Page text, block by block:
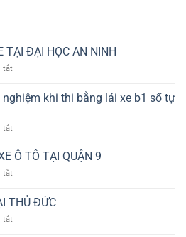
TẠI ĐẠI HỌC AN NINH
tắt
TẠO
LÁI
HỌC
NINH
nghiệm khi thi bằng lái xe b1 số tự
tắt
quyết
kinh
khi
bằng
Ô TÔ TẠI QUẬN 9
tắt
BẰNG
LÁI
XE
THỦ ĐỨC
tắt